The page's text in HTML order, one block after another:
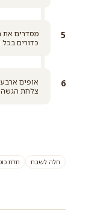
מסדרים את
כדורים
צלחת הגשה.
חלה לשבת חלת